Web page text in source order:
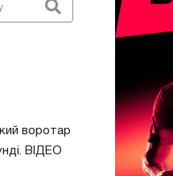
воротар
ВІДЕО